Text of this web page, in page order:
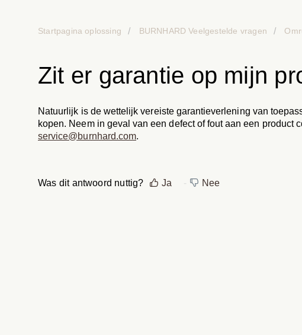
Startpagina oplossing BURNHARD Veelgestelde vragen
Zit er garantie op mijn
Natuurlijk is de wettelijk vereiste garantieverlening van
kopen. Neem in geval van een defect of fout aan een product
service@burnhard.com.
Was dit antwoord nuttig? Ja Nee